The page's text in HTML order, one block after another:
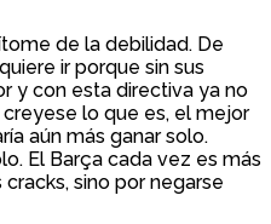
de la debilidad. De
ir porque sin sus
y con esta directiva ya no
lo que es, el mejor
aún más ganar solo.
El Barça cada vez es más
sino por negarse